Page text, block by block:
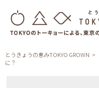
とうきょうの恵みTOKYO GROWN
に？